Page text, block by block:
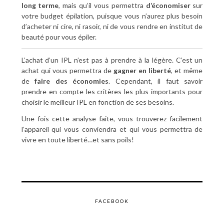
long terme, mais qu’il vous permettra d’économiser sur
votre budget épilation, puisque vous n’aurez plus besoin
d’acheter ni cire, ni rasoir, ni de vous rendre en institut de
beauté pour vous épiler.
L’achat d’un IPL n’est pas à prendre à la légère. C’est un
achat qui vous permettra de gagner en liberté, et même
defaire des économies. Cependant, il faut savoir
prendre en compte les critères les plus importants pour
choisir le meilleur IPL en fonction de ses besoins.
Une fois cette analyse faite, vous trouverez facilement
l’appareil qui vous conviendra et qui vous permettra de
vivre en toute liberté…et sans poils!
FACEBOOK